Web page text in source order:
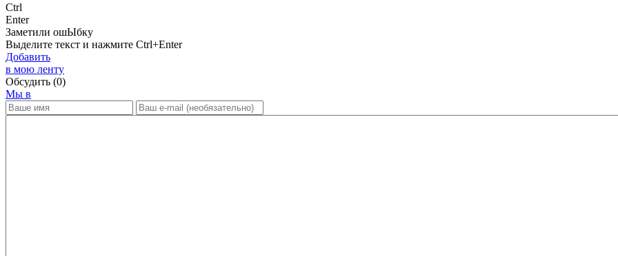
Ctrl
Enter
Заметили ошЫбку
Выделите текст и нажмите Ctrl+Enter
Добавить
в мою ленту
Обсудить (0)
Мы в